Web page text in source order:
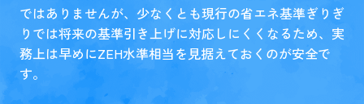
ではありませんが、少なくとも現行の省エネ基準ぎりぎ
りでは将来の基準引き上げに対応しにくくなるため、実
務上は早めにZEH水準相当を見据えておくのが安全で
す。